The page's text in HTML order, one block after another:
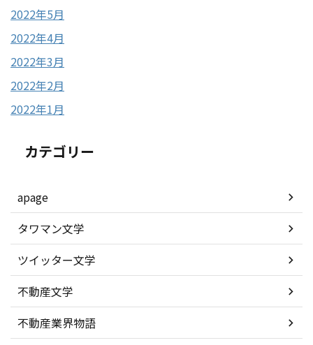
2022年5月
2022年4月
2022年3月
2022年2月
2022年1月
カテゴリー
apage
タワマン文学
ツイッター文学
不動産文学
不動産業界物語